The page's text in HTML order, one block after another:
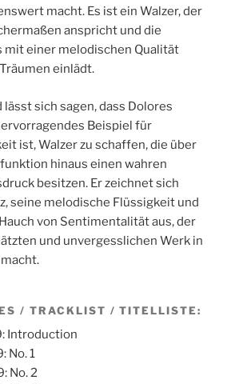
macht. Es ist ein Walzer, der
anspricht und die
mit einer melodischen Qualität
einlädt.
sich sagen, dass Dolores
Beispiel für
ist, Walzer zu schaffen, die über
hinaus einen wahren
besitzen. Er zeichnet sich
seine melodische Flüssigkeit und
von Sentimentalität aus, der
und unvergesslichen Werk in
/ TRACKLIST / TITELLISTE:
Introduction
No. 1
No. 2